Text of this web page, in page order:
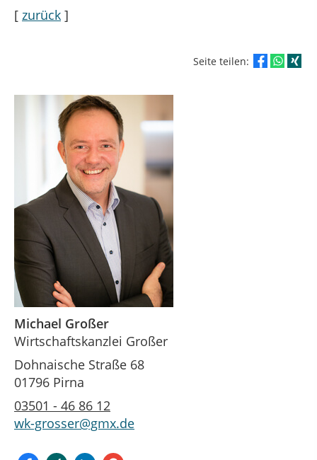
[ zurück ]
Seite teilen:
Michael Großer
Wirtschaftskanzlei Großer
Dohnaische Straße 68
01796 Pirna
03501 - 46 86 12
wk-grosser@gmx.de